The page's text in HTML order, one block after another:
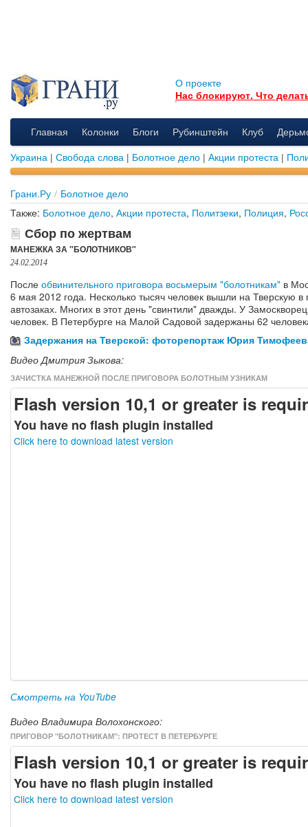
О проекте
Нас блокируют. Что
Главная Колонки Блоги Рубинштейн Клуб
Украина | Свобода слова | Болотное дело | Акции протеста |
Грани.Ру / Болотное дело
Также: Болотное дело, Акции протеста, Политзеки, Полиция,
Сбор по жертвам
МАНЕЖКА ЗА "БОЛОТНИКОВ"
24.02.2014
После обвинительного приговора восьмерым "болотникам" в
6 мая 2012 года. Несколько тысяч человек вышли на Тверскую
автозаках. Многих в этот день "свинтили" дважды. У
человек. В Петербурге на Малой Садовой задержаны 62
Задержания на Тверской: фоторепортаж Юрия
Видео Дмитрия Зыкова:
ЗАЧИСТКА МАНЕЖНОЙ ПОСЛЕ ПРИГОВОРА БОЛОТНЫМ УЗНИКАМ
Flash version 10,1 or greater is
You have no flash plugin installed
Click here to download latest version
Смотреть на YouTube
Видео Владимира Волохонского:
ПРИГОВОР "БОЛОТНИКАМ": ПРОТЕСТ В ПЕТЕРБУРГЕ
Flash version 10,1 or greater is
You have no flash plugin installed
Click here to download latest version